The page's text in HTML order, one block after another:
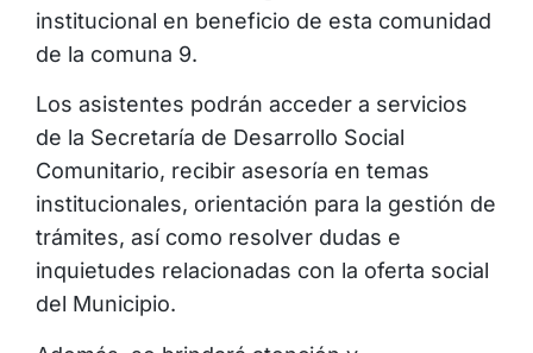
institucional en beneficio de esta comunidad
de la comuna 9.
Los asistentes podrán acceder a servicios
de la Secretaría de Desarrollo Social
Comunitario, recibir asesoría en temas
institucionales, orientación para la gestión de
trámites, así como resolver dudas e
inquietudes relacionadas con la oferta social
del Municipio.